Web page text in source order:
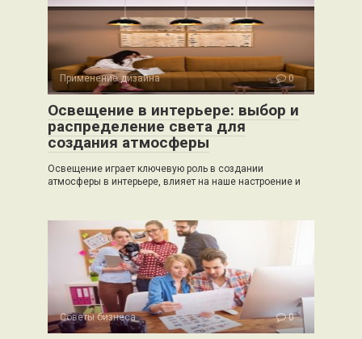
Применение дизайна 0
Освещение в интерьере: выбор и
распределение света для
создания атмосферы
Освещение играет ключевую роль в создании
атмосферы в интерьере, влияет на наше настроение и
Советы бизнеса 0